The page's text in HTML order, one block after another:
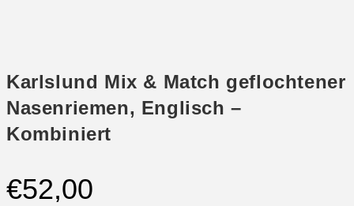
Karlslund Mix & Match geflochtener
Nasenriemen, Englisch –
Kombiniert
€52,00